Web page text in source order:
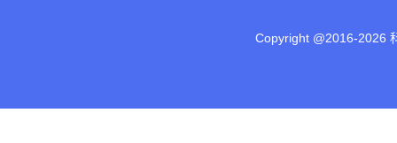
Copyright @2016-2026